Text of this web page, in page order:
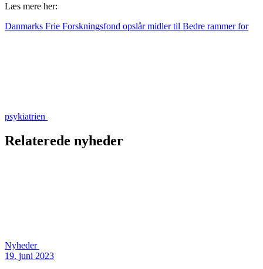
Læs mere her:
Danmarks Frie Forskningsfond opslår midler til Bedre rammer for
psykiatrien
Relaterede nyheder
Nyheder
19. juni 2023